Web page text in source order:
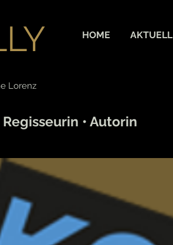
Lorenz
HOME AKTUELL
• Autorin